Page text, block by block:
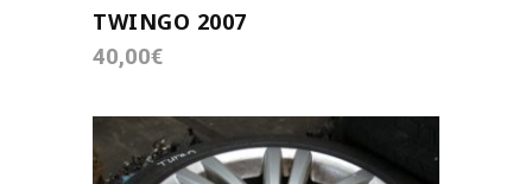
TWINGO 2007
40,00€